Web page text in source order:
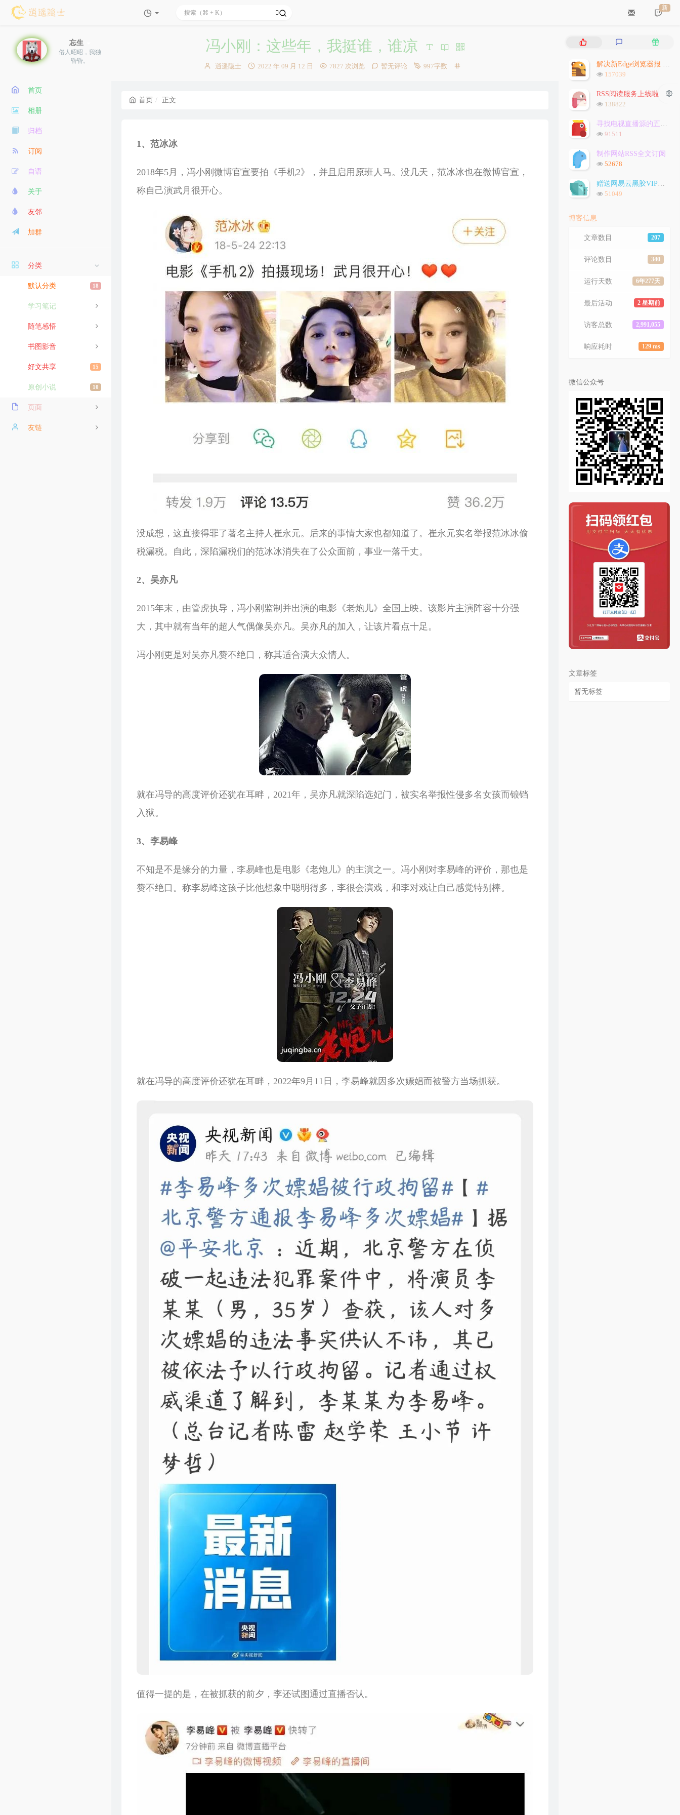
新
忘生
俗人昭昭，我独
昏昏。
首页
相册
归档
订阅
自语
关于
友邻
加群
分类
18
默认分类
学习笔记
随笔感悟
书图影音
15
好文共享
10
原创小说
页面
导航友链
冯小刚：这些年，我挺谁，谁凉
博
逍遥隐士
发
2022 年 09 月 12 日 7827 次浏览 暂无评论 997字数
首页 正文
1、范冰冰
2018年5月，冯小刚微博官宣要拍《手机2》，并且启用原班人马。没几天，范冰冰也在微博官宣，
称自己演武月很开心。
没成想，这直接得罪了著名主持人崔永元。后来的事情大家也都知道了。崔永元实名举报范冰冰偷
税漏税。自此，深陷漏税们的范冰冰消失在了公众面前，事业一落千丈。
2、吴亦凡
2015年末，由管虎执导，冯小刚监制并出演的电影《老炮儿》全国上映。该影片主演阵容十分强
大，其中就有当年的超人气偶像吴亦凡。吴亦凡的加入，让该片看点十足。
冯小刚更是对吴亦凡赞不绝口，称其适合演大众情人。
就在冯导的高度评价还犹在耳畔，2021年，吴亦凡就深陷选妃门，被实名举报性侵多名女孩而锒铛
入狱。
3、李易峰
不知是不是缘分的力量，李易峰也是电影《老炮儿》的主演之一。冯小刚对李易峰的评价，那也是
赞不绝口。称李易峰这孩子比他想象中聪明得多，李很会演戏，和李对戏让自己感觉特别棒。
就在冯导的高度评价还犹在耳畔，2022年9月11日，李易峰就因多次嫖娼而被警方当场抓获。
值得一提的是，在被抓获的前夕，李还试图通过直播否认。
热
评
论
随
文 解决新Edge浏览器报 `STATUS_INVALID_IMAGE_HASH` 问题
浏
次
数:
157039
RSS阅读服务上线啦
浏
次
数:
138822
寻找电视直播源的五种方法
浏
次
数:
91511
制作网站RSS全文订阅
浏
次
数:
52678
赠送网易云黑胶VIP会员
浏
51049
博客信息
207
文章数目
340
评论数目
6年277天
运行天数
2 星期前
最后活动
2,991,055
访客总数
129 ms
响应耗时
微信公众号
文章标签
暂无标签